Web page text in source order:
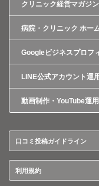
クリニック経営マガジン
病院・クリニック ホー
Googleビジネスプロフ
LINE公式アカウント運
動画制作・YouTube運
口コミ投稿ガイドライン
利用規約